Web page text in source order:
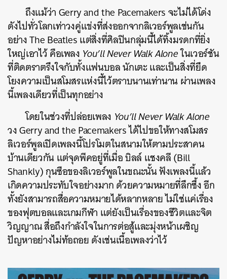
ถึงแม้ว่า Gerry and the Pacemakers จะไม่ได้โด่ง
ดังไปทั่วโลกเท่าวงคู่แข่งที่ส่งออกจากลิเวอร์พูลเช่นกัน
อย่าง The Beatles แต่สิ่งที่ศิลปินกลุ่มนี้ได้ทิ้งมรดกที่ยิ่ง
ใหญ่เอาไว้ คือเพลง You’ll Never Walk Aloneในเวอร์ชัน
ที่ติดตราตรึงใจกับทั้งแฟนบอล นักเตะ และเป็นสิ่งที่ยึด
โยงความเป็นสโมสรแห่งนี้ไว้ตราบนานเท่านาน ผ่านเพลง
นี้เพลงเดียวที่เป็นทุกอย่าง
โดยในช่วงที่ปล่อยเพลง You’ll Never Walk Alone
วง Gerry and the Pacemakers ได้ไปขอให้ทางสโมสร
ลิเวอร์พูลเปิดเพลงนี้โปรโมตในสนามให้ตามประสาคน
บ้านเดียวกัน แต่จุดพีคอยู่ที่เมื่อ บิลล์ แชงคลี (Bill
Shankly) กุนซือของลิเวอร์พูลในขณะนั้น ฟังเพลงนี้แล้ว
เกิดความประทับใจอย่างมาก ด้วยความหมายที่ลึกซึ้ง อีก
ทั้งยังสามารถสื่อความหมายได้หลากหลาย ไม่ใช่แค่เรื่อง
ของฟุตบอลและเกมกีฬา แต่ยังเป็นเรื่องของชีวิตและจิต
วิญญาณ สื่อถึงกำลังใจในการต่อสู้และมุ่งหน้าเผชิญ
ปัญหาอย่างไม่ท้อถอย ดังเช่นเนื้อเพลงว่าไว้